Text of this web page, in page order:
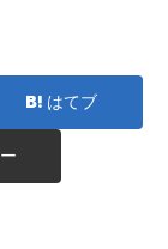
はてブ